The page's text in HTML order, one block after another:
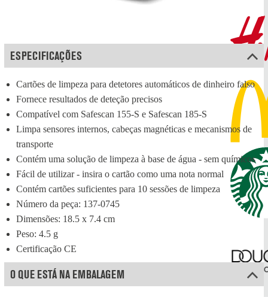
ESPECIFICAÇÕES
Cartões de limpeza para detetores automáticos de dinheiro falso
Fornece resultados de deteção precisos
Compatível com Safescan 155-S e Safescan 185-S
Limpa sensores internos, cabeças magnéticas e mecanismos de
transporte
Contém uma solução de limpeza à base de água - sem químicos
Fácil de utilizar - insira o cartão como uma nota normal
Contém cartões suficientes para 10 sessões de limpeza
Número da peça: 137-0745
Dimensões: 18.5 x 7.4 cm
Peso: 4.5 g
Certificação CE
O QUE ESTÁ NA EMBALAGEM